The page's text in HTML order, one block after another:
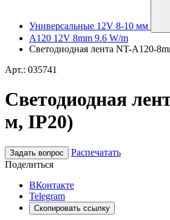
Универсальные 12V 8-10 мм
A120 12V 8mm 9.6 W/m
Светодиодная лента NT-A120-
Арт.: 035741
Светодиодная
м, IP20)
Задать вопрос
Распечатать
Поделиться
ВКонтакте
Telegram
Скопировать ссылку